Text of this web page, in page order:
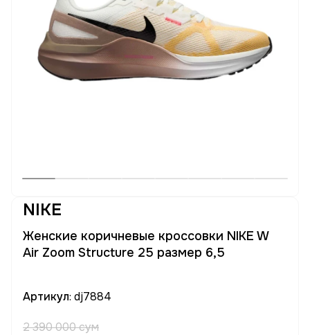
NIKE
Женские коричневые кроссовки NIKE W
Air Zoom Structure 25 размер 6,5
Артикул: dj7884
2 390 000 сум